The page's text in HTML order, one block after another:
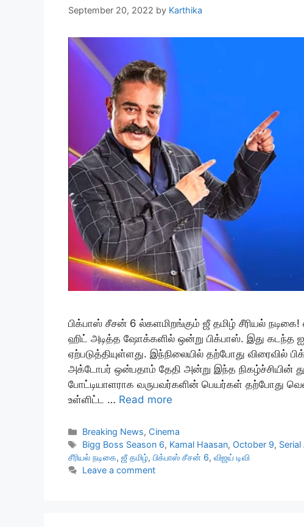
September 20, 2022 by Karthika
பிக்பாஸ் சீசன் 6 ல்களமிறங்கும் ஜீ தமிழ் சீரியல் நடிகை!
ஹிட் அடித்த ஷோக்களில் ஒன்று பிக்பாஸ். இது கடந்த
ஏற்படுத்தியுள்ளது. இந்நிலையில் தற்போது
அக்டோபர் ஒன்பதாம் தேதி அன்று இந்த நிகழ்ச்சியின்
போட்டியாளராக வருபவர்களின் பெயர்கள் தற்போது
உள்ளிட்ட … Read more
Categories
Breaking News, Cinema
Tags
Bigg Boss Season 6, Kamal Haasan, October 9,
சீரியல் நடிகை, ஜீ தமிழ், பிக்பாஸ் சீசன் 6, விஜய் டிவி
Leave a comment